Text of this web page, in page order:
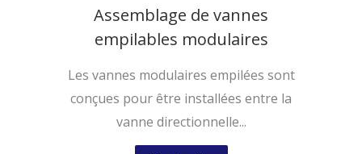
Assemblage de vannes
empilables modulaires
Les vannes modulaires empilées sont
conçues pour être installées entre la
vanne directionnelle...